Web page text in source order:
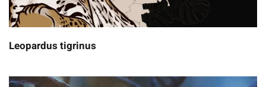
Leopardus tigrinus